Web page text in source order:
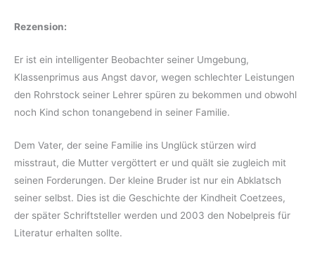
Rezension:
Er ist ein intelligenter Beobachter seiner Umgebung,
Klassenprimus aus Angst davor, wegen schlechter Leistungen
den Rohrstock seiner Lehrer spüren zu bekommen und obwohl
noch Kind schon tonangebend in seiner Familie.
Dem Vater, der seine Familie ins Unglück stürzen wird
misstraut, die Mutter vergöttert er und quält sie zugleich mit
seinen Forderungen. Der kleine Bruder ist nur ein Abklatsch
seiner selbst. Dies ist die Geschichte der Kindheit Coetzees,
der später Schriftsteller werden und 2003 den Nobelpreis für
Literatur erhalten sollte.